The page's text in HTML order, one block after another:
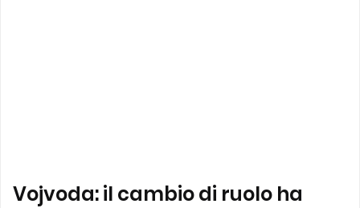
Vojvoda: il cambio di ruolo ha